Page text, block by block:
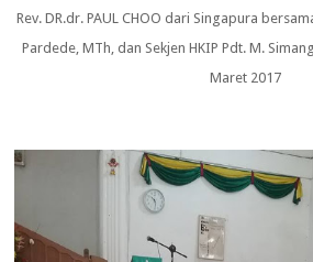
Rev. DR.dr. PAUL CHOO dari Singapura
Pardede, MTh, dan Sekjen HKIP Pdt. M.
Maret 2017